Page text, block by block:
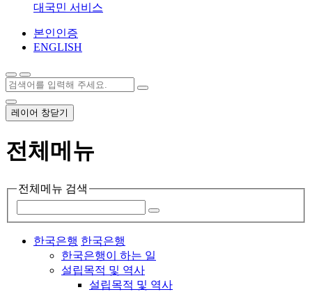
대국민 서비스
본인인증
ENGLISH
레이어 창닫기
전체메뉴
전체메뉴 검색
한국은행 한국은행
한국은행이 하는 일
설립목적 및 역사
설립목적 및 역사